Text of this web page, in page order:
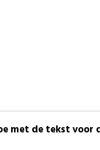
met de tekst voor